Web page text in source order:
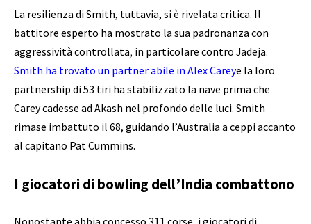
La resilienza di Smith, tuttavia, si è rivelata critica. Il
battitore esperto ha mostrato la sua padronanza con
aggressività controllata, in particolare contro Jadeja.
Smith ha trovato un partner abile in Alex Careye la loro
partnership di 53 tiri ha stabilizzato la nave prima che
Carey cadesse ad Akash nel profondo delle luci. Smith
rimase imbattuto il 68, guidando l’Australia a ceppi accanto
al capitano Pat Cummins.
I giocatori di bowling dell’India combattono
Nonostante abbia concesso 311 corse, i giocatori di